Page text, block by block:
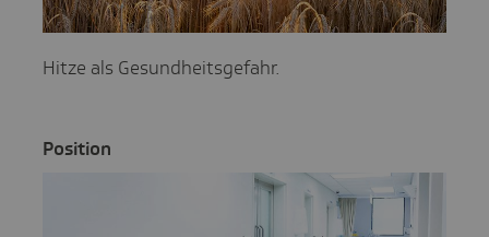
Hitze als Gesundheitsgefahr.
Posi­tion